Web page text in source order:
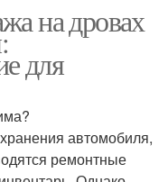
на дровах
для
автомобиля,
ремонтные